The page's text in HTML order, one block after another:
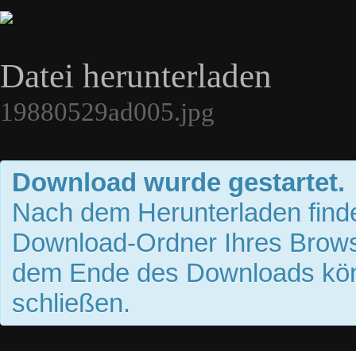
Datei herunterladen
19880529ad005.jpg
Download wurde gestartet.
Nach dem Herunterladen
Download-Ordner Ihres
dem Ende des Downloads
schließen.